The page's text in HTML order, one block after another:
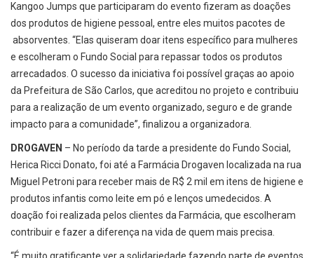
Kangoo Jumps que participaram do evento fizeram as doações
dos produtos de higiene pessoal, entre eles muitos pacotes de
absorventes. “Elas quiseram doar itens específico para mulheres
e escolheram o Fundo Social para repassar todos os produtos
arrecadados. O sucesso da iniciativa foi possível graças ao apoio
da Prefeitura de São Carlos, que acreditou no projeto e contribuiu
para a realização de um evento organizado, seguro e de grande
impacto para a comunidade”, finalizou a organizadora.
DROGAVEN – No período da tarde a presidente do Fundo Social,
Herica Ricci Donato, foi até a Farmácia Drogaven localizada na rua
Miguel Petroni para receber mais de R$ 2 mil em itens de higiene e
produtos infantis como leite em pó e lenços umedecidos. A
doação foi realizada pelos clientes da Farmácia, que escolheram
contribuir e fazer a diferença na vida de quem mais precisa.